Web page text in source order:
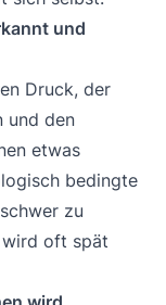
und
Druck, der
und den
etwas
bedingte
zu
wird oft spät